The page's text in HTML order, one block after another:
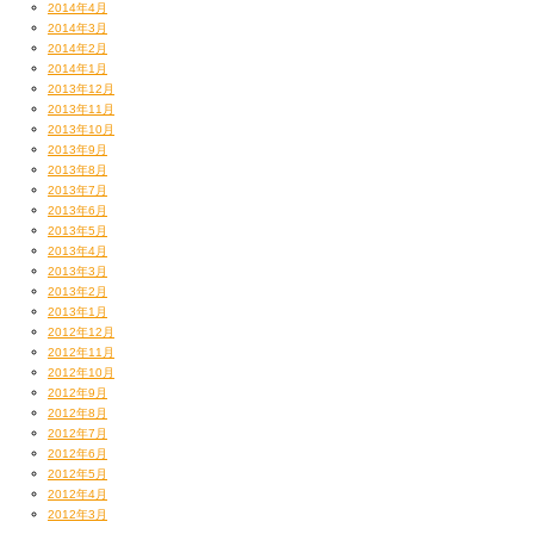
友が増える喜びを知った
いまだにあいつの名字も知らない
重たい扉開けたときから
音の洪水 溺れたまま
泳ぎ着く岸は 見えなくてもいいぜ
まだまだロックしてくれよDJ
2014年4月
2014年3月
2014年2月
2014年1月
2013年12月
2013年11月
2013年10月
2013年9月
2013年8月
2013年7月
2013年6月
2013年5月
2013年4月
2013年3月
2013年2月
2013年1月
2012年12月
2012年11月
2012年10月
2012年9月
2012年8月
2012年7月
2012年6月
2012年5月
2012年4月
2012年3月